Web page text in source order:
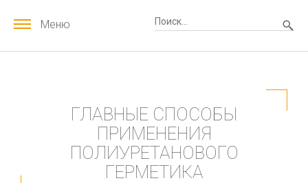
Меню
ГЛАВНЫЕ СПОСОБЫ
ПРИМЕНЕНИЯ
ПОЛИУРЕТАНОВОГО
ГЕРМЕТИКА